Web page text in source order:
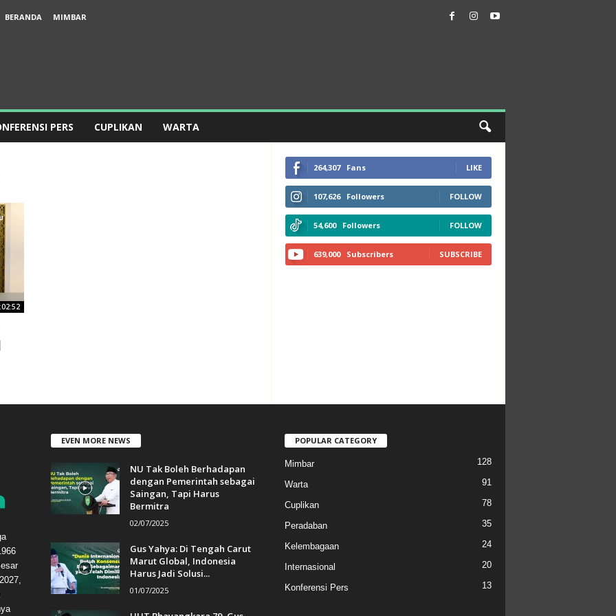
BERANDA
MIMBAR
PERS CUPLIKAN WARTA
264,307 Fans LIKE
107,626 Followers FOLLOW
54,600 Followers FOLLOW
639,000 Subscribers SUBSCRIBE
EVEN MORE NEWS
NU Tak Boleh Berhadapan
dengan Pemerintah sebagai
Saingan, Tapi Harus
Bermitra
02/07/2025
Gus Yahya: Di Tengah Carut
Marut Global, Indonesia
Harus Jadi Solusi...
01/07/2025
POPULAR CATEGORY
Mimbar 128
Warta 91
Cuplikan 78
Peradaban 35
Kelembagaan 24
Internasional 20
Konferensi Pers 13